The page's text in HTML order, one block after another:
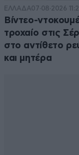
ΕΛΛΑΔΑ07·08·2026
Βίντεο-
τροχαίο στις
στο αντίθετο
και μητέρα